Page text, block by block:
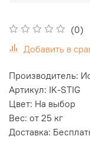
(0)
Добавить в
Производитель:
Артикул: IK-STIG
Цвет: На выбор
Вес: от 25 кг
Доставка: